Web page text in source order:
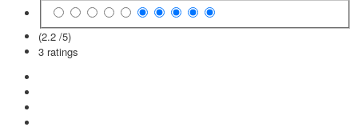
(2.2 /5)
3 ratings